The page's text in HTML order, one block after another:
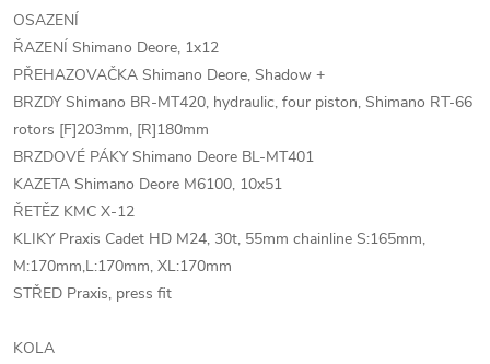
OSAZENÍ
ŘAZENÍ Shimano Deore, 1x12
PŘEHAZOVAČKA Shimano Deore, Shadow +
BRZDY Shimano BR-MT420, hydraulic, four piston, Shimano RT-66
rotors [F]203mm, [R]180mm
BRZDOVÉ PÁKY Shimano Deore BL-MT401
KAZETA Shimano Deore M6100, 10x51
ŘETĚZ KMC X-12
KLIKY Praxis Cadet HD M24, 30t, 55mm chainline S:165mm,
M:170mm,L:170mm, XL:170mm
STŘED Praxis, press fit
KOLA